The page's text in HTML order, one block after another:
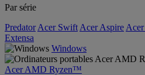
Par série
Predator Acer Swift Acer Aspire
Extensa
Windows
Acer AMD Ryzen™